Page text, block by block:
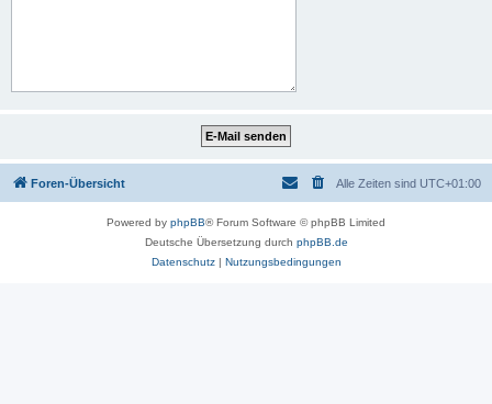
Foren-Übersicht Alle Zeiten sind UTC+01:00
Powered by phpBB® Forum Software © phpBB Limited
Deutsche Übersetzung durch phpBB.de
Datenschutz| Nutzungsbedingungen